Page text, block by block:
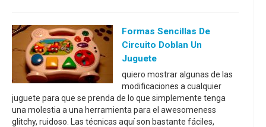
Formas Sencillas De
Circuito Doblan Un
Juguete
quiero mostrar algunas de las
modificaciones a cualquier
juguete para que se prenda de lo que simplemente tenga
una molestia a una herramienta para el awesomeness
glitchy, ruidoso. Las técnicas aquí son bastante fáciles,